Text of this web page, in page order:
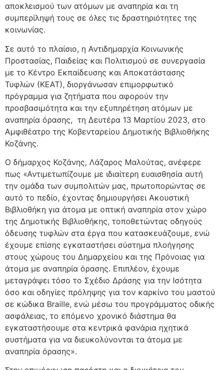
αποκλεισμού των ατόμων με αναπηρία και τη
συμπερίληψή τους σε όλες τις δραστηριότητες της
κοινωνίας.
Σε αυτό το πλαίσιο, η Αντιδημαρχία Κοινωνικής
Προστασίας, Παιδείας και Πολιτισμού σε συνεργασία
με το Κέντρο Εκπαίδευσης και Αποκατάστασης
Τυφλών (ΚΕΑΤ), διοργάνωσαν επιμορφωτικό
πρόγραμμα για ζητήματα που αφορούν την
προσβασιμότητα και την εξυπηρέτηση ατόμων με
αναπηρία όρασης, τη Δευτέρα 13 Μαρτίου 2023, στο
Αμφιθέατρο της Κοβενταρείου Δημοτικής Βιβλιοθήκης
Κοζάνης.
Ο δήμαρχος Κοζάνης, Λάζαρος Μαλούτας, ανέφερε
πως «Αντιμετωπίζουμε με ιδιαίτερη ευαισθησία αυτή
την ομάδα των συμπολιτών μας, πρωτοπορώντας σε
αυτό το πεδίο, έχοντας δημιουργήσει Ακουστική
Βιβλιοθήκη για άτομα με οπτική αναπηρία στον χώρο
της Δημοτικής Βιβλιοθήκης, τοποθετώντας οδηγούς
όδευσης τυφλών στα έργα που κατασκευάζουμε, ενώ
έχουμε επίσης εγκαταστήσει σύστημα πλοήγησης
στους χώρους του Δημαρχείου και της Πρόνοιας για
άτομα με αναπηρία όρασης. Επιπλέον, έχουμε
μεταγράψει τόσο το Σχέδιο Δράσης για την Ισότητα
όσο και οδηγίες πρόληψης για τον καρκίνο του μαστού
σε κώδικα Braille, ενώ μέσω του προγράμματος οδικής
ασφάλειας, το επόμενο χρονικό διάστημα θα
εγκαταστήσουμε στα κεντρικά φανάρια ηχητικά
συστήματα για να διευκολύνονται τα άτομα με
αναπηρία όρασης».